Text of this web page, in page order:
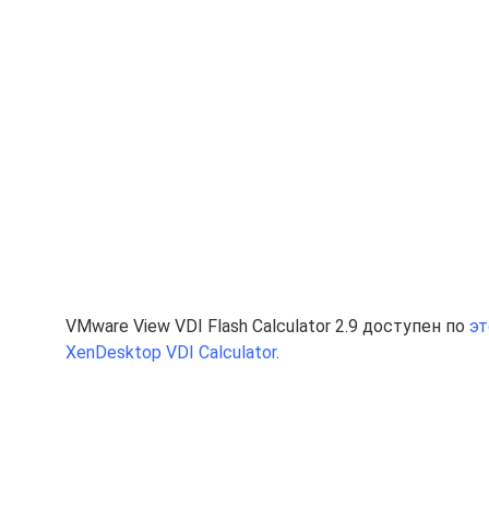
VMware View VDI Flash Calculator 2.9 доступен по
XenDesktop VDI Calculator.